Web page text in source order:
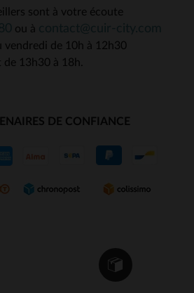
sont à votre écoute
ou à
vendredi de 10h à 12h30
de 13h30 à 18h.
DE CONFIANCE